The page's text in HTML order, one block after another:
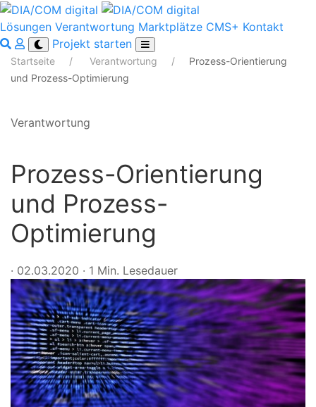
Lösungen Verantwortung Marktplätze CMS+ Kontakt
Projekt starten
Startseite Verantwortung
Prozess-Orientierung
und Prozess-Optimierung
Verantwortung
Prozess-Orientierung
und Prozess-
Optimierung
· 02.03.2020 · 1 Min. Lesedauer